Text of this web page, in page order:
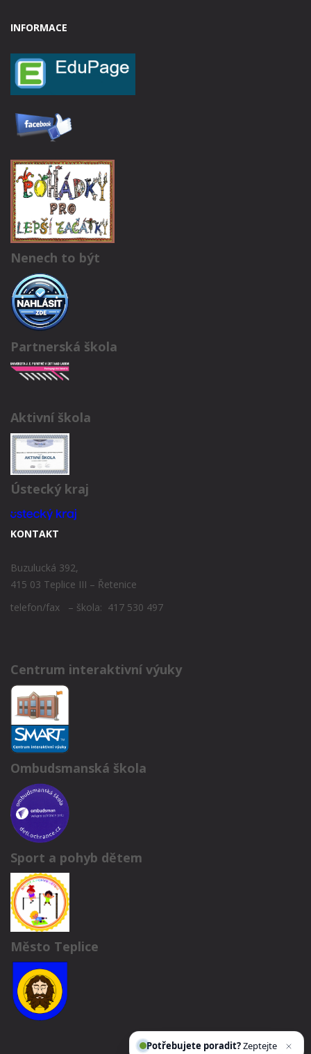
INFORMACE
Nenech to být
Partnerská škola
Aktivní škola
Ústecký kraj
KONTAKT
Buzulucká 392,
415 03 Teplice III – Řetenice
telefon/fax – škola: 417 530 497
Centrum interaktivní výuky
Ombudsmanská škola
Sport a pohyb dětem
Město Teplice
Potřebujete poradit?Zeptejte se našeho